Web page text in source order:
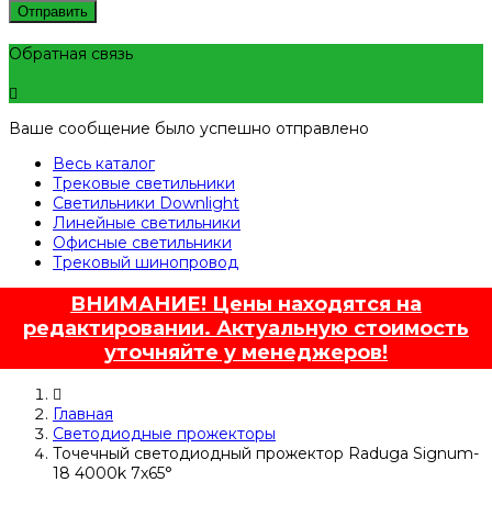
Отправить
Обратная связь
Ваше сообщение было успешно отправлено
Весь каталог
Трековые светильники
Светильники Downlight
Линейные светильники
Офисные светильники
Трековый шинопровод
ВНИМАНИЕ! Цены находятся на
редактировании. Актуальную стоимость
уточняйте у менеджеров!
Главная
Светодиодные прожекторы
Точечный светодиодный прожектор Raduga Signum-
18 4000k 7x65°